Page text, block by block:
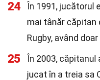
24
În 1991, jucătorul
mai tânăr căpitan
Rugby, având
25
În 2003, căpitanul
jucat în a treia sa